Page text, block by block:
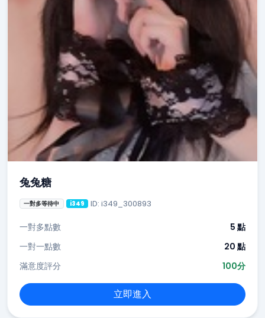
兔兔糖
一對多等待中 i349 ID: i349_300893
一對多點數
5 點
一對一點數
20 點
滿意度評分
100分
立即進入